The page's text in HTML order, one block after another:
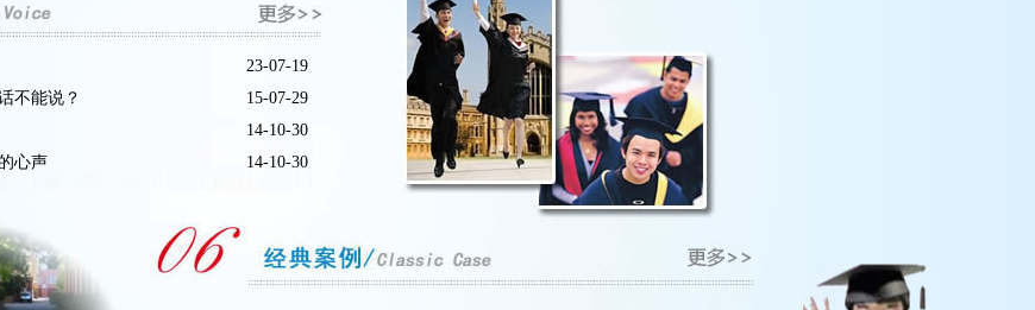
23-07-19
15-07-29
不能说？
14-10-30
14-10-30
心声